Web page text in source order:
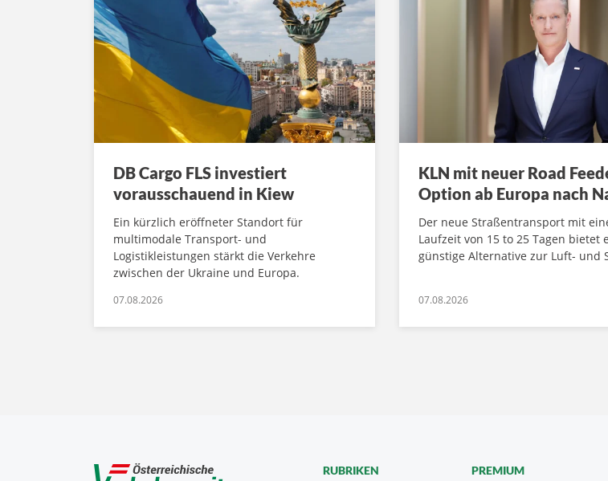
DB Cargo FLS investiert
vorausschauend in Kiew
Ein kürzlich eröffneter Standort für
multimodale Transport- und
Logistikleistungen stärkt die Verkehre
zwischen der Ukraine und Europa.
07.08.2026
KLN mit neuer Road
Option ab Europa nach
Der neue Straßentransport mit
Laufzeit von 15 to 25 Tagen bietet
günstige Alternative zur Luft- und
07.08.2026
RUBRIKEN PREMIUM